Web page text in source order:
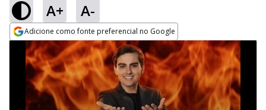
A+ A-
Adicione como fonte preferencial no Google
Opens in new window